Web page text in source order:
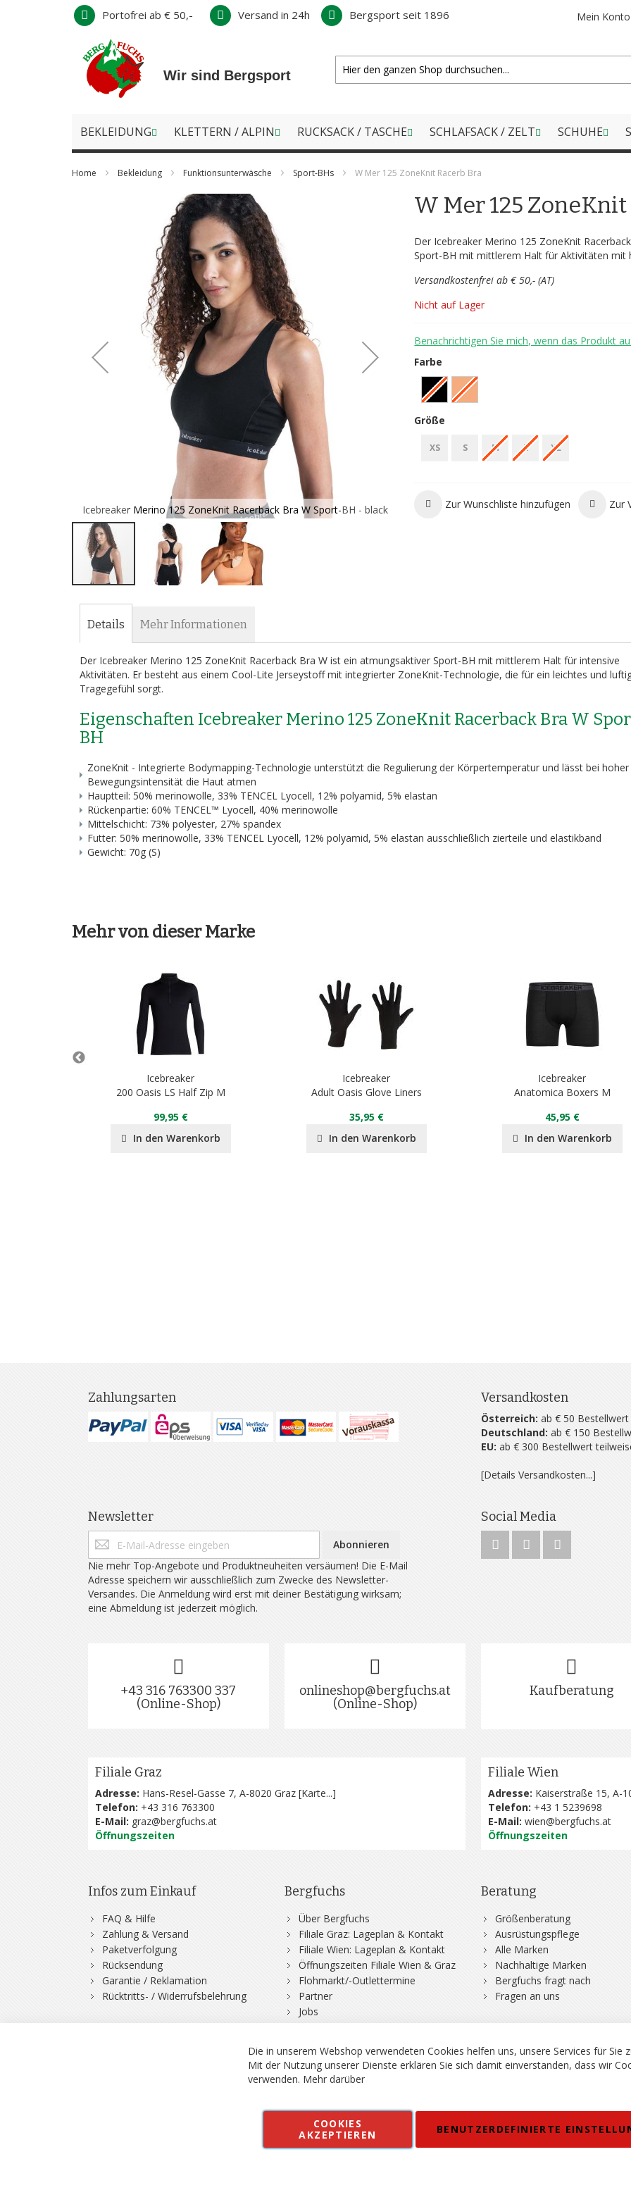
Direkt
Inhalt
Mein Konto
Portofrei ab € 50,- Versand in 24h Bergsport seit 1896
Wir sind Bergsport
BEKLEIDUNG KLETTERN / ALPIN RUCKSACK / TASCHE SCHLAFSACK / ZELT SCHUHE
Home Bekleidung Funktionsunterwäsche Sport-BHs W Mer 125 ZoneKnit Racerb Bra
Icebreaker Merino 125 ZoneKnit Racerback Bra W Sport-BH - black
back
Anfang
W Mer 125 ZoneKnit
Der Icebreaker Merino 125 ZoneKnit
Sport-BH mit mittlerem Halt für Aktivitäten mit
Versandkostenfrei ab € 50,- (AT)
Nicht auf Lager
Benachrichtigen Sie mich, wenn das Produkt
Farbe
Größe
XS S M L XL
Zur Wunschliste hinzufügen Zur
Details
Der Icebreaker Merino 125 ZoneKnit Racerback Bra W ist ein atmungsaktiver Sport-BH mit mittlerem Halt für intensive
Aktivitäten. Er besteht aus einem Cool-Lite Jerseystoff mit integrierter ZoneKnit-Technologie, die für ein leichtes und
Tragegefühl sorgt.
Eigenschaften Icebreaker Merino 125 ZoneKnit Racerback Bra W
BH
ZoneKnit - Integrierte Bodymapping-Technologie unterstützt die Regulierung der Körpertemperatur und lässt bei hoher
Bewegungsintensität die Haut atmen
Hauptteil: 50% merinowolle, 33% TENCEL Lyocell, 12% polyamid, 5% elastan
Rückenpartie: 60% TENCEL™ Lyocell, 40% merinowolle
Mittelschicht: 73% polyester, 27% spandex
Futter: 50% merinowolle, 33% TENCEL Lyocell, 12% polyamid, 5% elastan ausschließlich zierteile und elastikband
Gewicht: 70g (S)
Mehr Informationen
Mehr von dieser Marke
Icebreaker
200 Oasis LS Half Zip M
99,95 €
In den Warenkorb
Icebreaker
Adult Oasis Glove Liners
35,95 €
In den Warenkorb
Icebreaker
Anatomica Boxers M
45,95 €
In den Warenkorb
Zahlungsarten Versandkosten
Österreich: ab € 50
Deutschland: ab € 150
EU: ab € 300 Bestellwert
[Details Versandkosten...]
Newsletter
Abonnieren
Nie mehr Top-Angebote und Produktneuheiten versäumen! Die E-Mail
Adresse speichern wir ausschließlich zum Zwecke des Newsletter-
Versandes. Die Anmeldung wird erst mit deiner Bestätigung wirksam;
eine Abmeldung ist jederzeit möglich.
Social Media
+43 316 763300 337
(Online-Shop)
onlineshop@bergfuchs.at
(Online-Shop)
Kaufberatung
Filiale Graz
Adresse: Hans-Resel-Gasse 7, A-8020 Graz [Karte...]
Telefon: +43 316 763300
E-Mail: graz@bergfuchs.at
Öffnungszeiten
Filiale Wien
Adresse: Kaiserstraße 15, A-
Telefon: +43 1 5239698
E-Mail: wien@bergfuchs.at
Öffnungszeiten
Infos zum Einkauf
FAQ & Hilfe
Zahlung & Versand
Paketverfolgung
Rücksendung
Garantie / Reklamation
Rücktritts- / Widerrufsbelehrung
Bergfuchs
Über Bergfuchs
Filiale Graz: Lageplan & Kontakt
Filiale Wien: Lageplan & Kontakt
Öffnungszeiten Filiale Wien & Graz
Flohmarkt/-Outlettermine
Partner
Jobs
Beratung
Größenberatung
Ausrüstungspflege
Alle Marken
Nachhaltige Marken
Bergfuchs fragt nach
Fragen an uns
Vertrag widerrufen Kontakt AGB Datenschutz
Alle Preise inkl. MWSt. in EUR, Angebot solange Vorrat reicht. Fehler, Irrtümer und
Die in unserem Webshop verwendeten Cookies helfen uns, unsere Services für Sie
Mit der Nutzung unserer Dienste erklären Sie sich damit einverstanden, dass wir
verwenden. Mehr darüber
COOKIES
AKZEPTIEREN
BENUTZERDEFINIERTE